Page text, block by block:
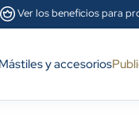
Ver los beneficios para
Mástiles y accesorios